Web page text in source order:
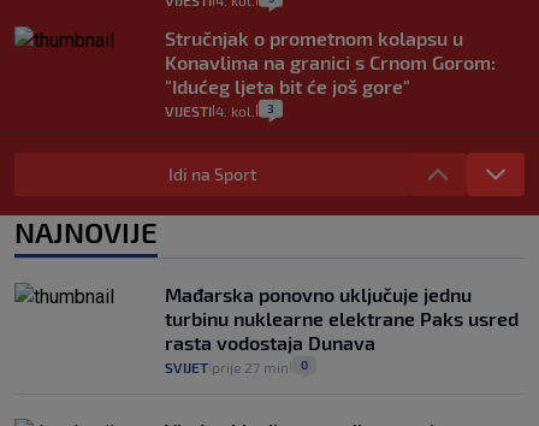
Stručnjak o prometnom kolapsu u
Konavlima na granici s Crnom Gorom:
"Idućeg ljeta bit će još gore"
VIJESTI 4. kol. 3
Iz Hrvatske u Italiju može se i preko
mora. Provjerili smo brodske linije i
2
rajčica košta deset eura: "Nećete ih
vidjeti na akcijama u trgovinama"
8
Idi na Sport
NAJNOVIJE
Mađarska ponovno uključuje jednu
turbinu nuklearne elektrane Paks usred
rasta vodostaja Dunava
SVIJET prije 27 min 0